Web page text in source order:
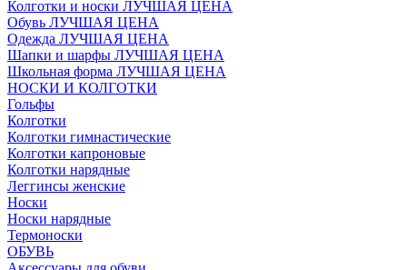
Колготки и носки ЛУЧШАЯ ЦЕНА
Обувь ЛУЧШАЯ ЦЕНА
Одежда ЛУЧШАЯ ЦЕНА
Шапки и шарфы ЛУЧШАЯ ЦЕНА
Школьная форма ЛУЧШАЯ ЦЕНА
НОСКИ И КОЛГОТКИ
Гольфы
Колготки
Колготки гимнастические
Колготки капроновые
Колготки нарядные
Леггинсы женские
Носки
Носки нарядные
Термоноски
ОБУВЬ